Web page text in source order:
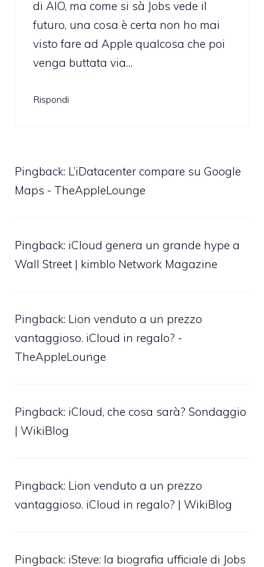
di AIO, ma come si sà Jobs vede il
futuro, una cosa è certa non ho mai
visto fare ad Apple qualcosa che poi
venga buttata via…
Rispondi
Pingback: L’iDatacenter compare su Google
Maps - TheAppleLounge
Pingback: iCloud genera un grande hype a
Wall Street | kimblo Network Magazine
Pingback: Lion venduto a un prezzo
vantaggioso. iCloud in regalo? -
TheAppleLounge
Pingback: iCloud, che cosa sarà? Sondaggio
| WikiBlog
Pingback: Lion venduto a un prezzo
vantaggioso. iCloud in regalo? | WikiBlog
Pingback: iSteve: la biografia ufficiale di Jobs